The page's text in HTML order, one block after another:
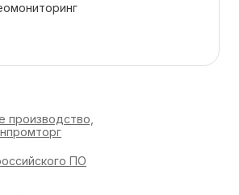
производство,
ПО